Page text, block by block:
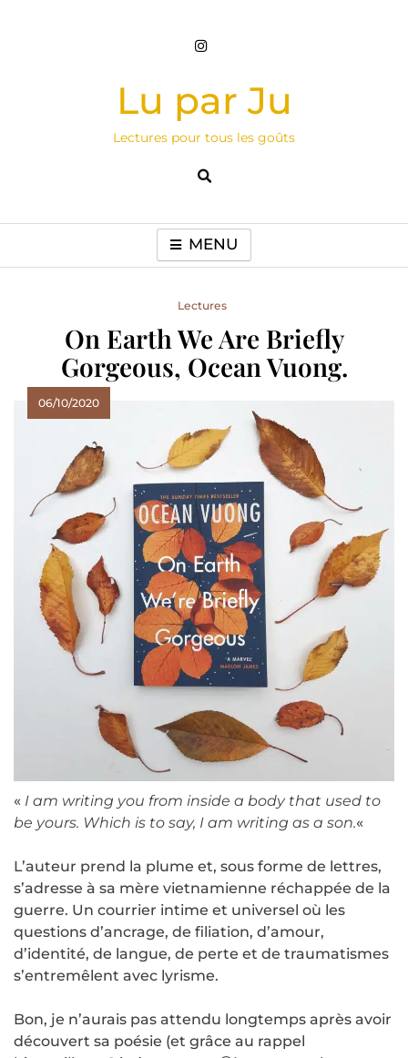
Lu par Ju
Lectures pour tous les goûts
MENU
Lectures
On Earth We Are Briefly
Gorgeous, Ocean Vuong.
06/10/2020
« I am writing you from inside a body that used to
be yours. Which is to say, I am writing as a son.«
L’auteur prend la plume et, sous forme de lettres,
s’adresse à sa mère vietnamienne réchappée de la
guerre. Un courrier intime et universel où les
questions d’ancrage, de filiation, d’amour,
d’identité, de langue, de perte et de traumatismes
s’entremêlent avec lyrisme.
Bon, je n’aurais pas attendu longtemps après avoir
découvert sa poésie (et grâce au rappel